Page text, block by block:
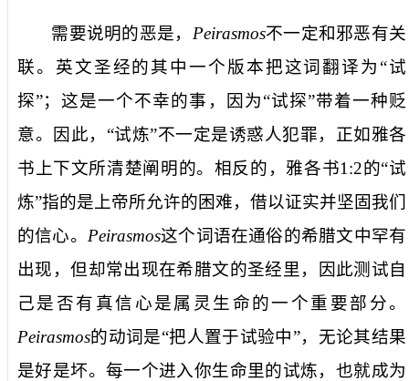
需要说明的恶是， Peirasmos不一定和邪恶有关
联。英文圣经的其中一个版本把这词翻译为 “试
探”； 这是一个不幸的事 ，因为“试探”带着一种贬
意。 因此，“试炼”不一定是诱惑人犯罪， 正如雅各
书 上下文所清楚阐明的。 相反的， 雅各书1:2的“试
炼”指的是上帝所允许的困难， 借以证实并坚固我们
的信心。 Peirasmos这个词语在通俗的希腊文中罕有
出现，但却常出现在希腊文的圣经里 ，因此测试自
己是否有真信心是属灵 生命的一个重要部分。
Peirasmos的动词是“把人置于试验中”，无论其结果
是好是坏。 每一个进入你生命里的试炼，也就成为